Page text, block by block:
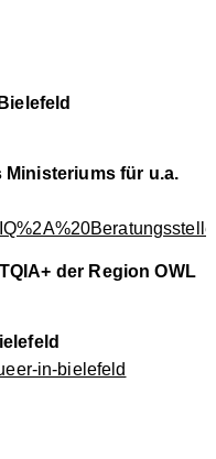
für u.a.
der Region OWL
in-bielefeld